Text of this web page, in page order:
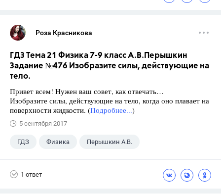
Роза Красникова
ГДЗ Тема 21 Физика 7-9 класс А.В.Перышкин
Задание №476 Изобразите силы, действующие на
тело.
Привет всем! Нужен ваш совет, как отвечать…
Изобразите силы, действующие на тело, когда оно плавает на
поверхности жидкости. (Подробнее...)
5 сентября 2017
ГДЗ Физика Перышкин А.В.
1 ответ